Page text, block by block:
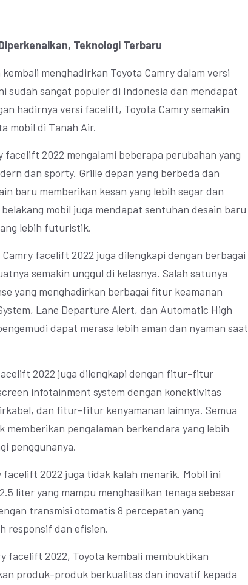
Teknologi Terbaru
menghadirkan Toyota Camry dalam versi
sudah sangat populer di Indonesia dan mendapat
hadirnya versi facelift, Toyota Camry semakin
mobil di Tanah Air.
facelift 2022 mengalami beberapa perubahan yang
dan sporty. Grille depan yang berbeda dan
baru memberikan kesan yang lebih segar dan
mobil juga mendapat sentuhan desain baru
lebih futuristik.
facelift 2022 juga dilengkapi dengan berbagai
semakin unggul di kelasnya. Salah satunya
yang menghadirkan berbagai fitur keamanan
Lane Departure Alert, dan Automatic High
dapat merasa lebih aman dan nyaman saat
2022 juga dilengkapi dengan fitur-fitur
infotainment system dengan konektivitas
dan fitur-fitur kenyamanan lainnya. Semua
pengalaman berkendara yang lebih
penggunanya.
facelift 2022 juga tidak kalah menarik. Mobil ini
liter yang mampu menghasilkan tenaga sebesar
transmisi otomatis 8 percepatan yang
responsif dan efisien.
facelift 2022, Toyota kembali membuktikan
produk-produk berkualitas dan inovatif kepada